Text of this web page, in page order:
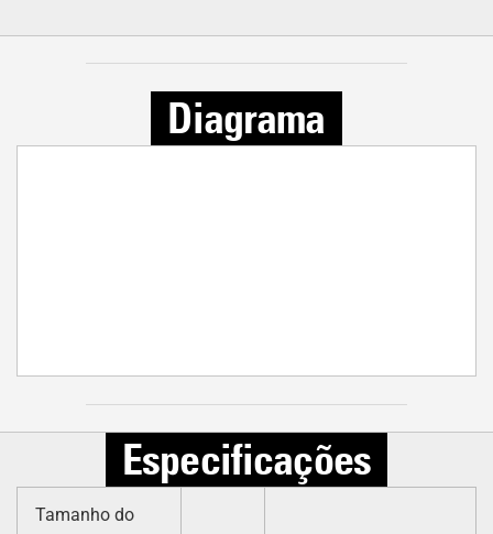
Diagrama
Especificações
Tamanho do